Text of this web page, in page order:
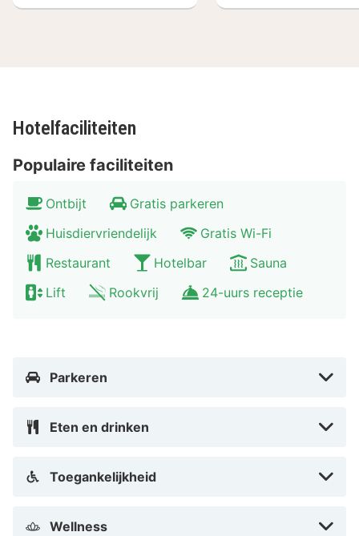
Hotelfaciliteiten
Populaire faciliteiten
Ontbijt
Gratis parkeren
Huisdiervriendelijk
Gratis Wi-Fi
Restaurant
Hotelbar
Sauna
Lift
Rookvrij 24-uurs receptie
Parkeren
Eten en drinken
Toegankelijkheid
Wellness